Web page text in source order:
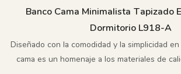
Banco Cama Minimalista Tapizado
Dormitorio L918-A
Diseñado con la comodidad y la simplicidad
cama es un homenaje a los materiales de